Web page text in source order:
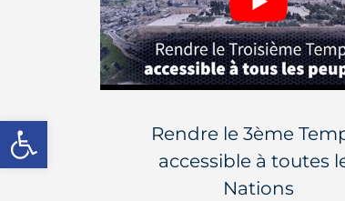
Rendre le 3ème
accessible à toutes
Nations
Ouvrir la barre d’outils